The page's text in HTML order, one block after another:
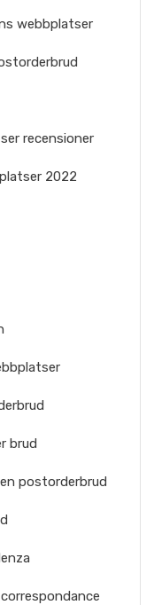
webbplatser
recensioner
2022
brud
postorderbrud